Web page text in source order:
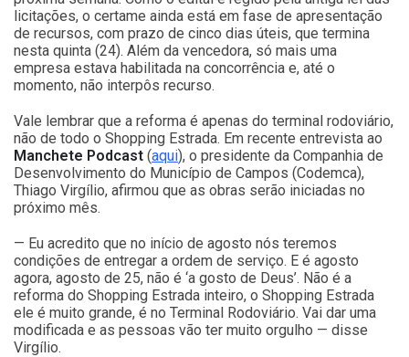
licitações, o certame ainda está em fase de apresentação
de recursos, com prazo de cinco dias úteis, que termina
nesta quinta (24). Além da vencedora, só mais uma
empresa estava habilitada na concorrência e, até o
momento, não interpôs recurso.
Vale lembrar que a reforma é apenas do terminal rodoviário,
não de todo o Shopping Estrada. Em recente entrevista ao
Manchete Podcast (aqui), o presidente da Companhia de
Desenvolvimento do Município de Campos (Codemca),
Thiago Virgílio, afirmou que as obras serão iniciadas no
próximo mês.
— Eu acredito que no início de agosto nós teremos
condições de entregar a ordem de serviço. E é agosto
agora, agosto de 25, não é ‘a gosto de Deus’. Não é a
reforma do Shopping Estrada inteiro, o Shopping Estrada
ele é muito grande, é no Terminal Rodoviário. Vai dar uma
modificada e as pessoas vão ter muito orgulho — disse
Virgílio.